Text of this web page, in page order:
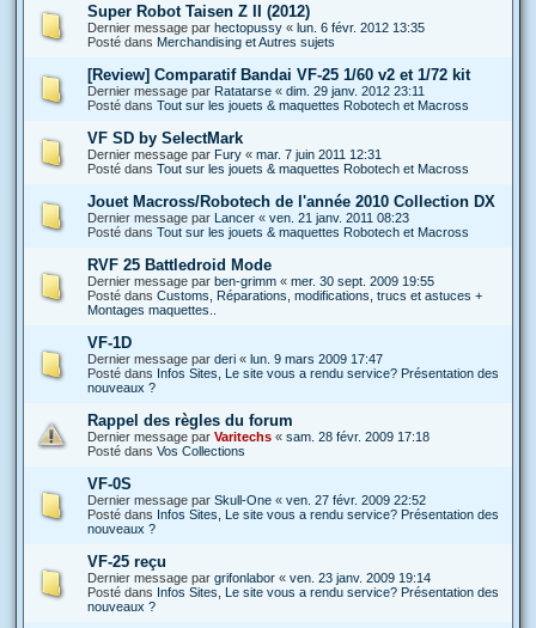
Super Robot Taisen Z II (2012)
Dernier message par hectopussy « lun. 6 févr. 2012 13:35
Posté dans Merchandising et Autres sujets
[Review] Comparatif Bandai VF-25 1/60 v2 et 1/72 kit
Dernier message par Ratatarse « dim. 29 janv. 2012 23:11
Posté dans Tout sur les jouets & maquettes Robotech et Macross
VF SD by SelectMark
Dernier message par Fury « mar. 7 juin 2011 12:31
Posté dans Tout sur les jouets & maquettes Robotech et Macross
Jouet Macross/Robotech de l'année 2010 Collection DX
Dernier message par Lancer « ven. 21 janv. 2011 08:23
Posté dans Tout sur les jouets & maquettes Robotech et Macross
RVF 25 Battledroid Mode
Dernier message par ben-grimm « mer. 30 sept. 2009 19:55
Posté dans Customs, Réparations, modifications, trucs et astuces +
Montages maquettes..
VF-1D
Dernier message par deri « lun. 9 mars 2009 17:47
Posté dans Infos Sites, Le site vous a rendu service? Présentation des
nouveaux ?
Rappel des règles du forum
Dernier message par Varitechs « sam. 28 févr. 2009 17:18
Posté dans Vos Collections
VF-0S
Dernier message par Skull-One « ven. 27 févr. 2009 22:52
Posté dans Infos Sites, Le site vous a rendu service? Présentation des
nouveaux ?
VF-25 reçu
Dernier message par grifonlabor « ven. 23 janv. 2009 19:14
Posté dans Infos Sites, Le site vous a rendu service? Présentation des
nouveaux ?